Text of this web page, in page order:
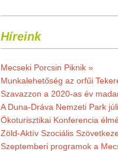
Híreink
Mecseki Porcsin Piknik »
Munkalehetőség az orfűi
Szavazzon a 2020-as év
A Duna-Dráva Nemzeti Park
Ökoturisztikai Konferencia
Zöld-Aktív Szociális
Szeptemberi programok a